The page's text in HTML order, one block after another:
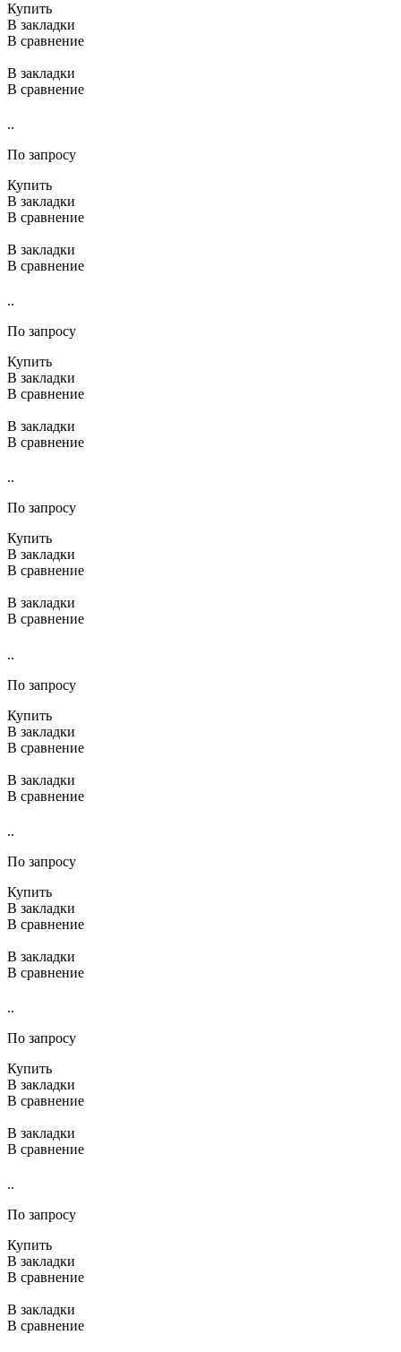
Купить
В закладки
В сравнение
В закладки
В сравнение
..
По запросу
Купить
В закладки
В сравнение
В закладки
В сравнение
..
По запросу
Купить
В закладки
В сравнение
В закладки
В сравнение
..
По запросу
Купить
В закладки
В сравнение
В закладки
В сравнение
..
По запросу
Купить
В закладки
В сравнение
В закладки
В сравнение
..
По запросу
Купить
В закладки
В сравнение
В закладки
В сравнение
..
По запросу
Купить
В закладки
В сравнение
В закладки
В сравнение
..
По запросу
Купить
В закладки
В сравнение
В закладки
В сравнение